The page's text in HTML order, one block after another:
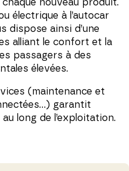
nouveau produit.
électrique à l’autocar
dispose ainsi d’une
alliant le confort et la
passagers à des
élevées.
(maintenance et
garantit
long de l’exploitation.